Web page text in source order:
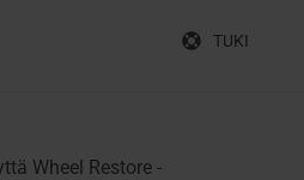
TUKI
Wheel Restore -